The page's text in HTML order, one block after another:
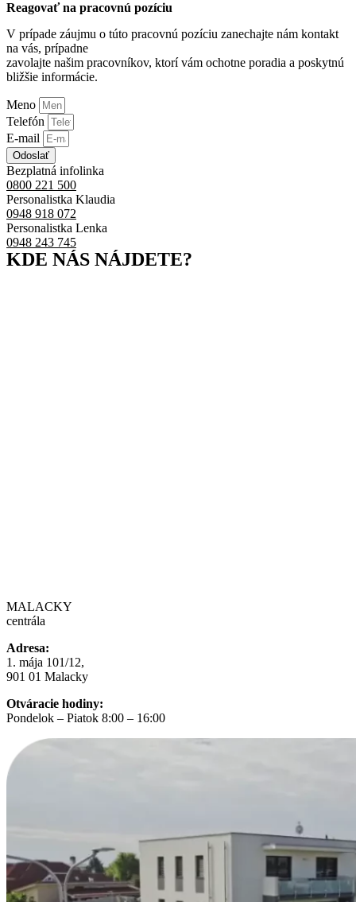
Reagovať na pracovnú pozíciu
V prípade záujmu o túto pracovnú pozíciu zanechajte nám kontakt
na vás, prípadne
zavolajte našim pracovníkov, ktorí vám ochotne poradia a poskytnú
bližšie informácie.
Meno
Telefón
E-mail
Odoslať
Bezplatná infolinka
0800 221 500
Personalistka Klaudia
0948 918 072
Personalistka Lenka
0948 243 745
KDE NÁS NÁJDETE?
MALACKY
centrála
Adresa:
1. mája 101/12,
901 01 Malacky
Otváracie hodiny:
Pondelok – Piatok 8:00 – 16:00